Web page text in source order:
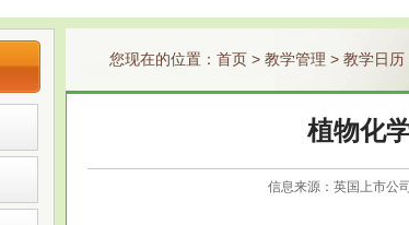
您现在的位置： 首页> 教学管理 > 教学日历
植物化
信息来源：英国上市公